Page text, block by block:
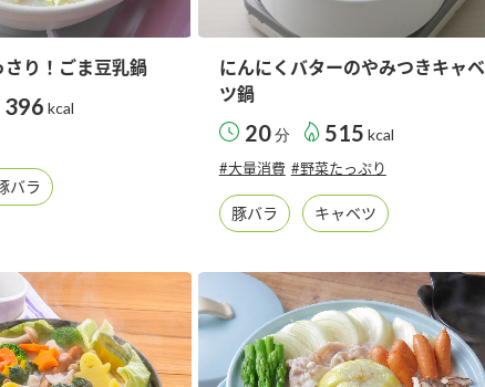
り！ごま豆乳鍋
396 kcal
バラ
にんにくバターのやみつきキャベ
ツ鍋
20分 515 kcal
#大量消費 #野菜たっぷり
豚バラ キャベツ